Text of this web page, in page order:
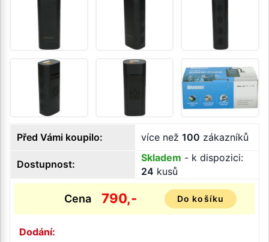
Před Vámi koupilo: více než 100 zákazníků
Dostupnost:
Skladem - k dispozici:
24 kusů
Cena 790,- Do košíku
Dodání: